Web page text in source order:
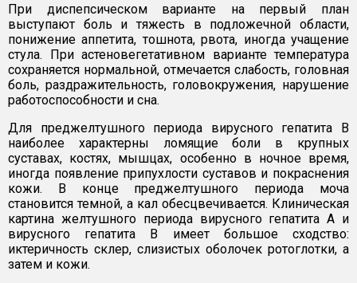
При диспепсическом варианте на первый план
выступают боль и тяжесть в подложечной области,
понижение аппетита, тошнота, рвота, иногда учащение
стула. При астеновегетативном варианте температура
сохраняется нормальной, отмечается слабость, головная
боль, раздражительность, головокружения, нарушение
работоспособности и сна.
Для преджелтушного периода вирусного гепатита В
наиболее характерны ломящие боли в крупных
суставах, костях, мышцах, особенно в ночное время,
иногда появление припухлости суставов и покраснения
кожи. В конце преджелтушного периода моча
становится темной, а кал обесцвечивается. Клиническая
картина желтушного периода вирусного гепатита А и
вирусного гепатита В имеет большое сходство:
иктеричность склер, слизистых оболочек ротоглотки, а
затем и кожи.